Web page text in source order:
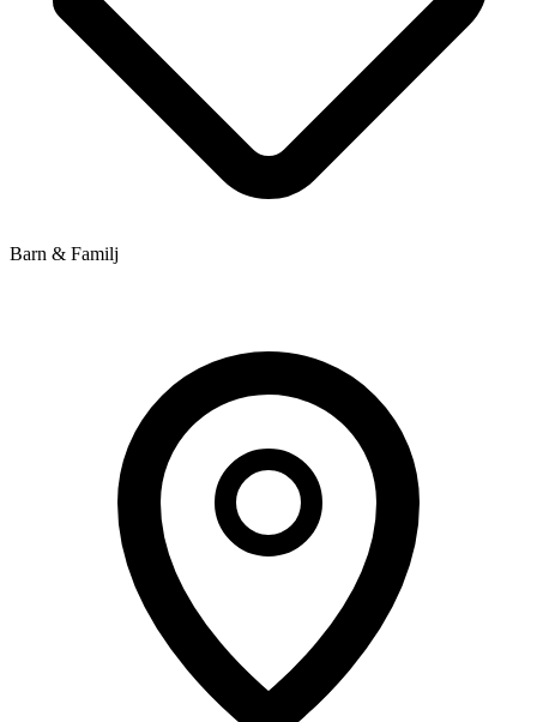
Barn & Familj